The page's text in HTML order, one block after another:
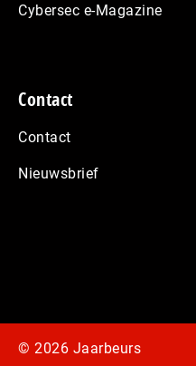
Cybersec e-Magazine
Contact
Contact
Nieuwsbrief
© 2026 Jaarbeurs